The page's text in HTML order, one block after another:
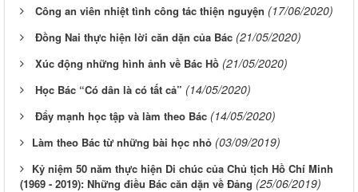
Công an viên nhiệt tình công tác thiện nguyện (17/06/2020)
Đồng Nai thực hiện lời căn dặn của Bác (21/05/2020)
Xúc động những hình ảnh về Bác Hồ (21/05/2020)
Học Bác “Có dân là có tất cả” (14/05/2020)
Đẩy mạnh học tập và làm theo Bác (14/05/2020)
​Làm theo Bác từ những bài học nhỏ (03/09/2019)
​Kỷ niệm 50 năm thực hiện Di chúc của Chủ tịch Hồ Chí Minh
(1969 - 2019): Những điều Bác căn dặn về Đảng (25/06/2019)